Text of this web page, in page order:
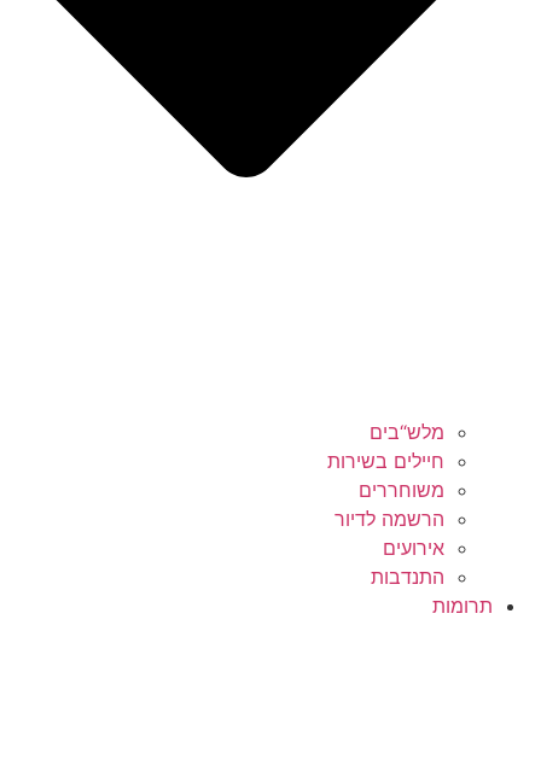
מלש“בים
חיילים בשירות
משוחררים
הרשמה לדיור
אירועים
התנדבות
תרומות